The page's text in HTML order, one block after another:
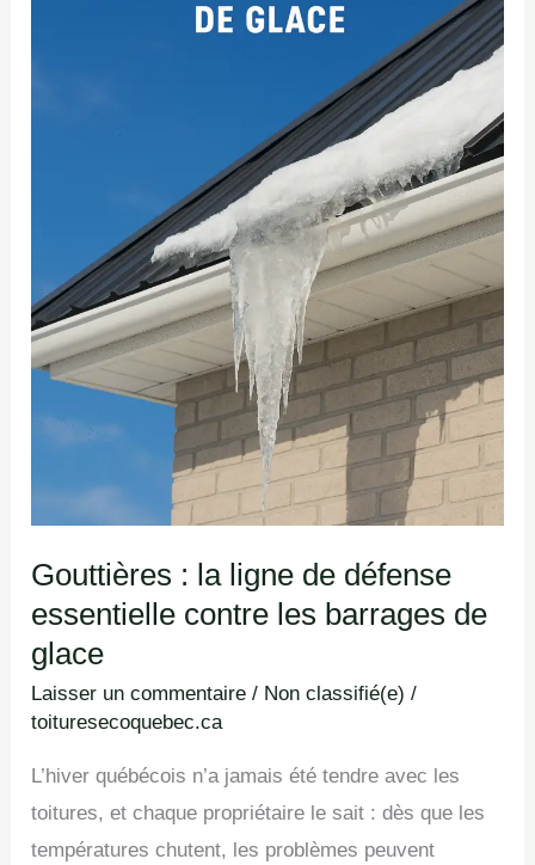
Gouttières : la ligne de défense
essentielle contre les barrages de
glace
Laisser un commentaire / Non classifié(e) /
toituresecoquebec.ca
L’hiver québécois n’a jamais été tendre avec les
toitures, et chaque propriétaire le sait : dès que les
températures chutent, les problèmes peuvent